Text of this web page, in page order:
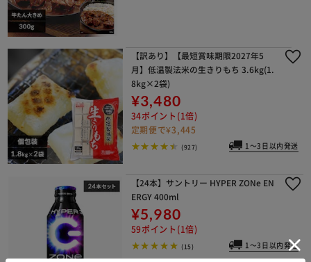
【訳あり】【最短賞味期限2027年5
月】低温製法米の生きりもち 3.6kg(1.
8kg×2袋)
¥3,480
34ポイント(1倍)
定期便で¥3,445
(927) 1～3日以内発送
【24本】サントリー HYPER ZONe EN
ERGY 400ml
¥5,980
59ポイント(1倍)
(15) 1～3日以内発送